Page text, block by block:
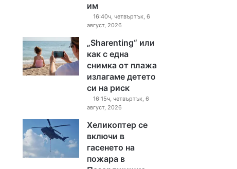
им
16:40ч, четвъртък, 6
август, 2026
„Sharenting“ или
как с една
снимка от плажа
излагаме детето
си на риск
16:15ч, четвъртък, 6
август, 2026
Хеликоптер се
включи в
гасенето на
пожара в